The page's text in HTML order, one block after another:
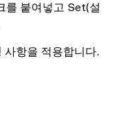
를 붙여넣고 Set(설
사항을 적용합니다.